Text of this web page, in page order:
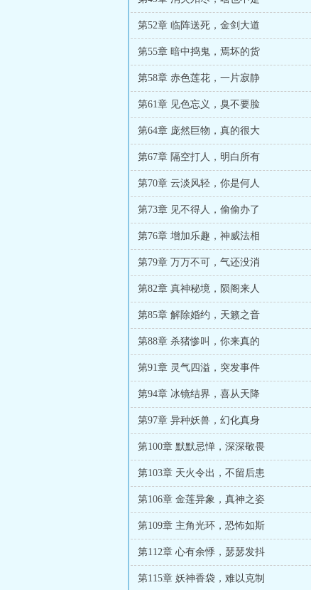
第52章 临阵送死，金剑大道
第55章 暗中捣鬼，焉坏的货
第58章 赤色莲花，一片寂静
第61章 见色忘义，臭不要脸
第64章 庞然巨物，真的很大
第67章 隔空打人，明白所有
第70章 云淡风轻，你是何人
第73章 见不得人，偷偷办了
第76章 增加乐趣，神威法相
第79章 万万不可，气还没消
第82章 真神秘境，陨阁来人
第85章 解除婚约，天籁之音
第88章 杀猪惨叫，你来真的
第91章 灵气四溢，突发事件
第94章 冰镜结界，喜从天降
第97章 异种妖兽，幻化真身
第100章 默默忌惮，深深敬畏
第103章 天火令出，不留后患
第106章 金莲异象，真神之姿
第109章 主角光环，恐怖如斯
第112章 心有余悸，瑟瑟发抖
第115章 妖神香袋，难以克制